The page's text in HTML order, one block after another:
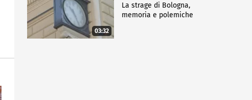
03:32
La strage di Bologna,
memoria e polemiche